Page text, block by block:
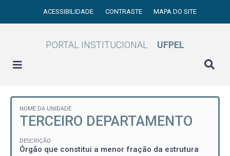
ACESSIBILIDADE CONTRASTE MAPA DO SITE
PORTAL INSTITUCIONAL UFPEL
NOME DA UNIDADE
TERCEIRO DEPARTAMENTO
DESCRIÇÃO
Órgão que constitui a menor fração da estrutura